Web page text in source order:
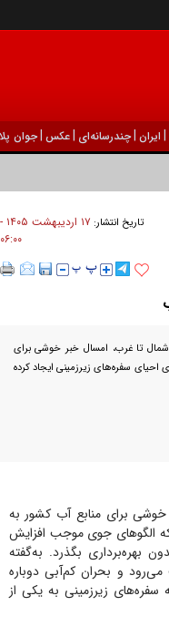
| ايران |چندرسانه‌ای |عکس |جوان
تاریخ انتشار:
۱۷ ارديبهشت ۱۴۰۵ -
۰۶:۰۰
تا غرب، امسال خبر خوشی برای
احیای سفره‌های زیرزمینی ایجاد کرده
خوشی برای منابع آب کشور به
که الگو‌های جوی موجب افزایش
بهره‌برداری بگذرد. به‌گفته
و بحران کم‌آبی دوباره
زیرزمینی به یکی از